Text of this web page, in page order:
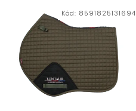
Kód: 8591825131694